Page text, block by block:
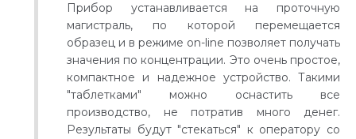
Прибор устанавливается на проточную
магистраль, по которой перемещается
образец и в режиме on-line позволяет получать
значения по концентрации. Это очень простое,
компактное и надежное устройство. Такими
"таблетками" можно оснастить все
производство, не потратив много денег.
Результаты будут "стекаться" к оператору со